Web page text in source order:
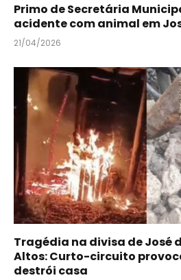
Primo de Secretária
acidente com animal em
21/04/2026
Tragédia na divisa de José
Altos: Curto-circuito
destrói casa